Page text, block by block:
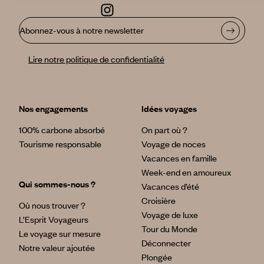
Faites votre Voyage de Noces, pas celui de
vos proches !
Tout le monde a un avis sur la question, tous vos proches
les deux. Il y a autant de Voyages de Noces possibles que de
mariage ! Le vôtre est unique !
Abonnez-vous à notre newsletter
Lire notre politique de confidentialité
Nos engagements
100% carbone absorbé
Tourisme responsable
Qui sommes-nous ?
Où nous trouver ?
L’Esprit Voyageurs
Le voyage sur mesure
Notre valeur ajoutée
Idées voyages
On part où ?
Voyage de noces
Vacances en famille
Week-end en amoureux
Vacances d’été
Croisière
Voyage de luxe
Tour du Monde
Déconnecter
Plongée